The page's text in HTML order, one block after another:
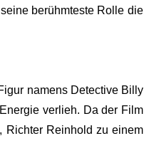
berühmteste Rolle die
namens Detective Billy
verlieh. Da der Film
Richter Reinhold zu einem